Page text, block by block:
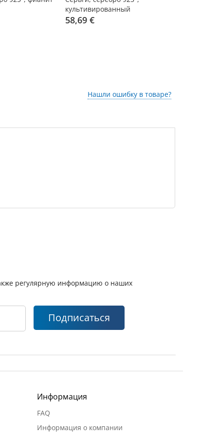
культивированный
натуральный жемчуг,
58,69 €
Нашли ошибку в товаре?
регулярную информацию о наших
Подписаться
Информация
FAQ
Информация о компании